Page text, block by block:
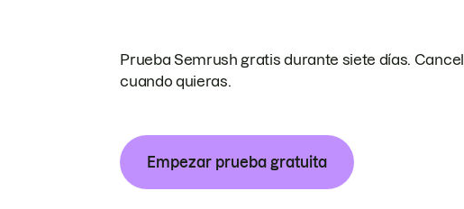
Prueba Semrush gratis durante siete días.
cuando quieras.
Empezar prueba gratuita